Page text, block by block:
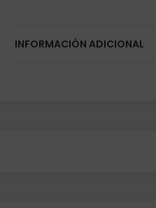
INFORMACIÓN ADICIONAL